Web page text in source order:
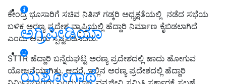
ಅಗ್ರಿಪೀಡಿಯಾ
ಯಶೋಗಾಥೆ
ಕೇಂದ್ರ ಭೂಸಾರಿಗೆ ಸಚಿವ ನಿತಿನ್ ಗಡ್ಕರಿ ಅಧ್ಯಕ್ಷತೆಯಲ್ಲಿ ನಡೆದ ಸಭೆಯ
ಬಳಿಕ ಅರಣ್ಯ ಪ್ರದೇಶ ವ್ಯಾಪ್ತಿಯಲ್ಲಿ ಹೆದ್ದಾರಿ ನಿರ್ಮಾಣ ಕೈಬಿಡಲಾಗಿದೆ
ಎಂದು ಅವರು ಸ್ಪಷ್ಟಪಡಿಸಿದರು.
STTR ಹೆದ್ದಾರಿ ಬನ್ನೆರುಘಟ್ಟ ಅರಣ್ಯ ಪ್ರದೇಶದಲ್ಲಿ ಹಾದು ಹೋಗುವ
ಯೋಜನೆಯಾಗಿತ್ತು. ಆದರೆ, ಇಲ್ಲಿನ ಅರಣ್ಯ ಪ್ರದೇಶದಲ್ಲಿ ಹೆದ್ದಾರಿ